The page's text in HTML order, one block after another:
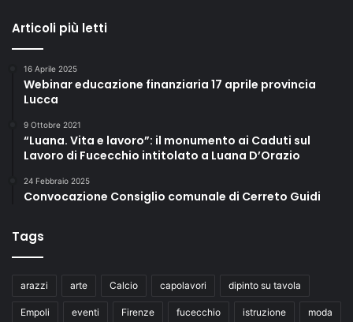
Articoli più letti
16 Aprile 2025
Webinar educazione finanziaria 17 aprile provincia
Lucca
9 Ottobre 2021
“Luana. Vita e lavoro”: il monumento ai Caduti sul
Lavoro di Fucecchio intitolato a Luana D’Orazio
24 Febbraio 2025
Convocazione Consiglio comunale di Cerreto Guidi
Tags
arazzi arte Calcio capolavori dipinto su tavola
Empoli eventi Firenze fucecchio istruzione moda